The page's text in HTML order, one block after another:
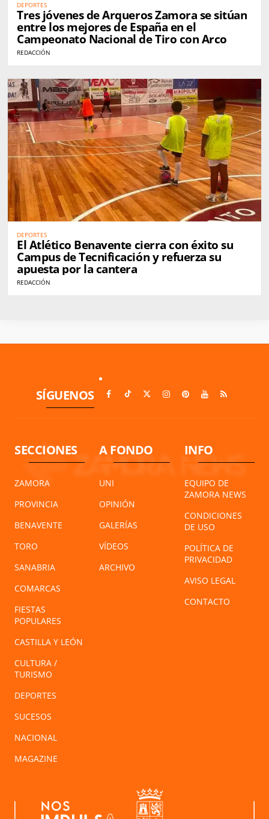
DEPORTES
Tres jóvenes de Arqueros Zamora se sitúan
entre los mejores de España en el
Campeonato Nacional de Tiro con Arco
REDACCIÓN
DEPORTES
El Atlético Benavente cierra con éxito su
Campus de Tecnificación y refuerza su
apuesta por la cantera
REDACCIÓN
SÍGUENOS
SECCIONES
ZAMORA
PROVINCIA
BENAVENTE
TORO
SANABRIA
COMARCAS
FIESTAS
POPULARES
CASTILLA Y LEÓN
CULTURA /
TURISMO
DEPORTES
SUCESOS
NACIONAL
MAGAZINE
A FONDO
UNI
OPINIÓN
GALERÍAS
VÍDEOS
ARCHIVO
INFO
EQUIPO DE
ZAMORA NEWS
CONDICIONES
DE USO
POLÍTICA DE
PRIVACIDAD
AVISO LEGAL
CONTACTO